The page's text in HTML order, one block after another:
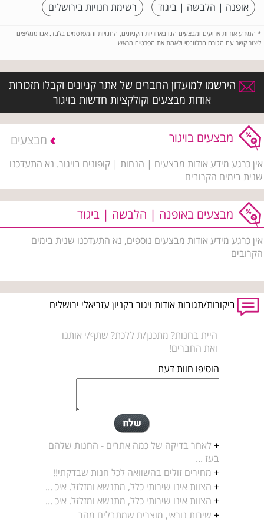
אופנה | הלבשה | ביגוד
רשימת חנויות בירושלים
* המידע אודות ארועים ומבצעים הנו באחריות הקניונים, החנויות והמפרסמים בלבד. אנו ממליצים
ליצור קשר עם הגורם הרלוונטי ולאמת את הפרטים מראש.
הירשמו למועדון החברים של אתר קניונים וקבלו תזכורות
אודות מבצעים וקולקציות חדשות בויגור
מבצעים בויגור מבצעים
אין כרגע מידע אודות מבצעים | הנחות | קופונים בויגור. נא התעדכנו
שנית בימים הקרובים
מבצעים באופנה | הלבשה | ביגוד
אין כרגע מידע אודות מבצעים נוספים, נא התעדכנו שנית בימים
הקרובים
ביקורות/תגובות אודות ויגור בקניון עזריאלי ירושלים
היית בחנות? מתכנן/ת ללכת? שתף/י אותנו
ואת החברים!
הוסיפו חוות דעת
+ לאחר בדיקה של כמה אתרים - החנות שלהם
בעז ...
+ מחירים זולים בהשוואה לכל חנות שבדקתי!!
+ הצוות אינו שירותי כלל, מתנשא ומזלזל. איכ ...
+ הצוות אינו שירותי כלל, מתנשא ומזלזל. איכ ...
+ שירות נוראי, מוצרים שמתבלים מהר